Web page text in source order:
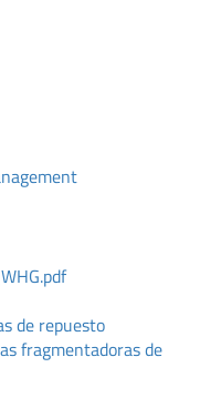
de repuesto
fragmentadoras de